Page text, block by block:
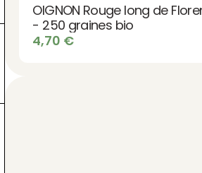
OIGNON Rouge long de
- 250 graines bio
4,70 €